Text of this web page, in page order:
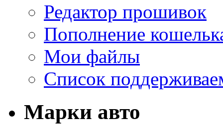
Редактор прошивок
Пополнение
Мои файлы
Список
Марки авто